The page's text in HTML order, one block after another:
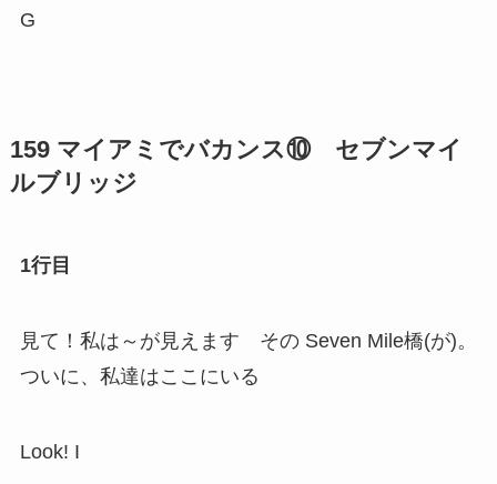
G
159 マイアミでバカンス⑩ セブンマイ
ルブリッジ
1行目
見て！私は～が見えます その Seven Mile橋(が)。
ついに、私達はここにいる
Look! I